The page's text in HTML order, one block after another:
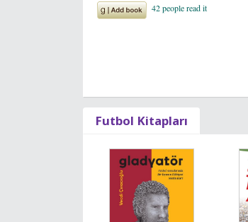
Futbol Kitapları